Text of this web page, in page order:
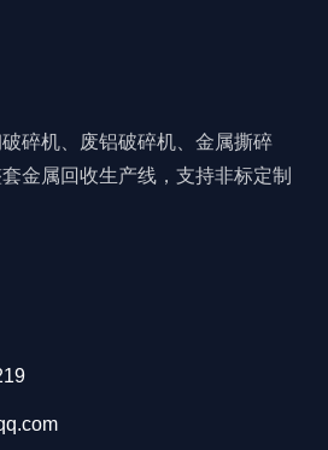
碎机、废铝破碎机、金属撕碎
金属回收生产线，支持非标定制